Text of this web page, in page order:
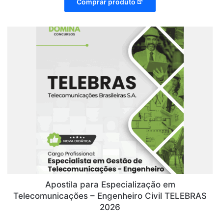
Comprar produto
Apostila para Especialização em
Telecomunicações – Engenheiro Civil TELEBRAS
2026